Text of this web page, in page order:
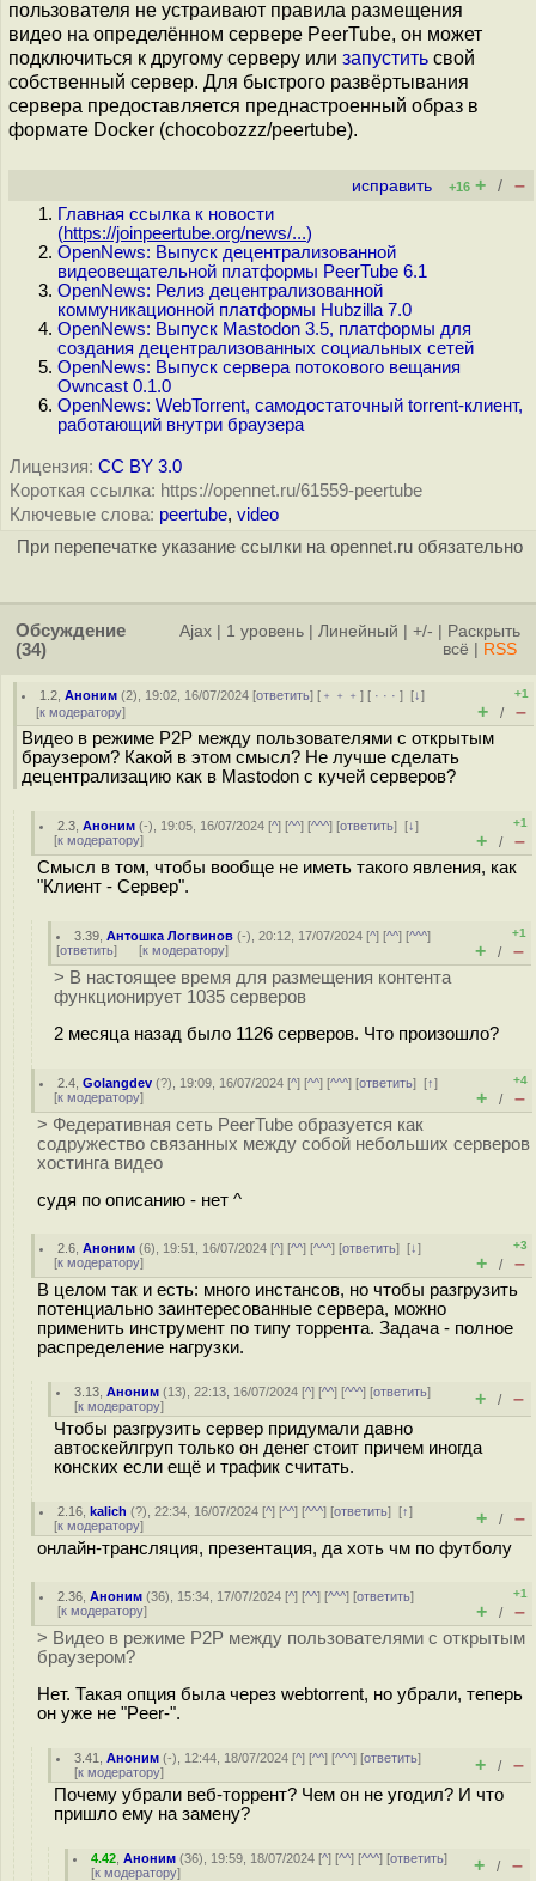
пользователя не устраивают правила размещения
видео на определённом сервере PeerTube, он может
подключиться к другому серверу или запустить свой
собственный сервер. Для быстрого развёртывания
сервера предоставляется преднастроенный образ в
формате Docker (chocobozzz/peertube).
исправить +16 + / –
Главная ссылка к новости
(https://joinpeertube.org/news/...)
OpenNews: Выпуск децентрализованной
видеовещательной платформы PeerTube 6.1
OpenNews: Релиз децентрализованной
коммуникационной платформы Hubzilla 7.0
OpenNews: Выпуск Mastodon 3.5, платформы для
создания децентрализованных социальных сетей
OpenNews: Выпуск сервера потокового вещания
Owncast 0.1.0
OpenNews: WebTorrent, самодостаточный torrent-клиент,
работающий внутри браузера
Лицензия: CC BY 3.0
Короткая ссылка: https://opennet.ru/61559-peertube
Ключевые слова: peertube, video
При перепечатке указание ссылки на opennet.ru обязательно
Обсуждение
(34)
Ajax 1 уровень Линейный +/-
Раскрыть
всё
RSS
1.2 ,Аноним (2), 19:02, 16/07/2024 [ответить] [ ﹢﹢﹢] [ · · ·][↓]
[к модератору]
+1
+ / –
Видео в режиме P2P между пользователями с открытым
браузером? Какой в этом смысл? Не лучше сделать
децентрализацию как в Mastodon с кучей серверов?
2.3 ,Аноним (-), 19:05, 16/07/2024 [^] [^^] [^^^] [ответить][↓]
[к модератору]
+1
+ / –
Смысл в том, чтобы вообще не иметь такого явления, как
"Клиент - Сервер".
3.39 ,Антошка Логвинов (-), 20:12, 17/07/2024 [^] [^^] [^^^]
[ответить] [к модератору]
+1
+ / –
> В настоящее время для размещения контента
функционирует 1035 серверов
2 месяца назад было 1126 серверов. Что произошло?
2.4 ,Golangdev (?), 19:09, 16/07/2024 [^] [^^] [^^^] [ответить][↑]
[к модератору]
+4
+ / –
> Федеративная сеть PeerTube образуется как
содружество связанных между собой небольших серверов
хостинга видео
судя по описанию - нет ^
2.6 ,Аноним (6), 19:51, 16/07/2024 [^] [^^] [^^^] [ответить][↓]
[к модератору]
+3
+ / –
В целом так и есть: много инстансов, но чтобы разгрузить
потенциально заинтересованные сервера, можно
применить инструмент по типу торрента. Задача - полное
распределение нагрузки.
3.13 ,Аноним (13), 22:13, 16/07/2024 [^] [^^] [^^^] [ответить]
[к модератору] + / –
Чтобы разгрузить сервер придумали давно
автоскейлгруп только он денег стоит причем иногда
конских если ещё и трафик считать.
2.16 ,kalich (?), 22:34, 16/07/2024 [^] [^^] [^^^] [ответить][↑]
[к модератору] + / –
онлайн-трансляция, презентация, да хоть чм по футболу
2.36 ,Аноним (36), 15:34, 17/07/2024 [^] [^^] [^^^] [ответить]
[к модератору]
+1
+ / –
> Видео в режиме P2P между пользователями с открытым
браузером?
Нет. Такая опция была через webtorrent, но убрали, теперь
он уже не "Peer-".
3.41 ,Аноним (-), 12:44, 18/07/2024 [^] [^^] [^^^] [ответить]
[к модератору] + / –
Почему убрали веб-торрент? Чем он не угодил? И что
пришло ему на замену?
4.42 ,Аноним (36), 19:59, 18/07/2024 [^] [^^] [^^^] [ответить]
[к модератору] + / –